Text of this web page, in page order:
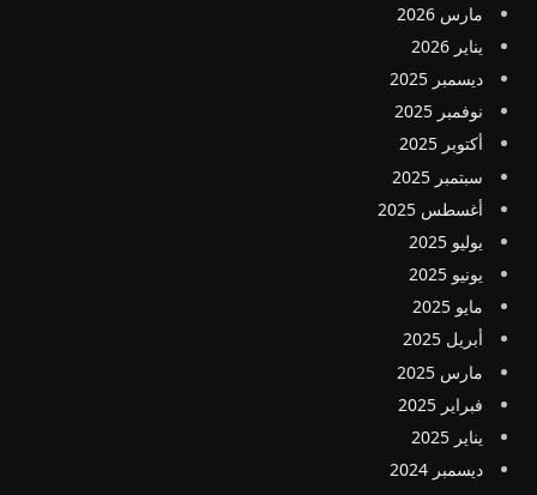
مارس 2026
يناير 2026
ديسمبر 2025
نوفمبر 2025
أكتوبر 2025
سبتمبر 2025
أغسطس 2025
يوليو 2025
يونيو 2025
مايو 2025
أبريل 2025
مارس 2025
فبراير 2025
يناير 2025
ديسمبر 2024